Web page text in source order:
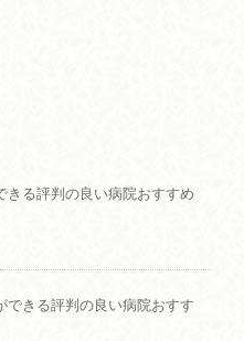
きる評判の良い病院おすすめ
できる評判の良い病院おすす